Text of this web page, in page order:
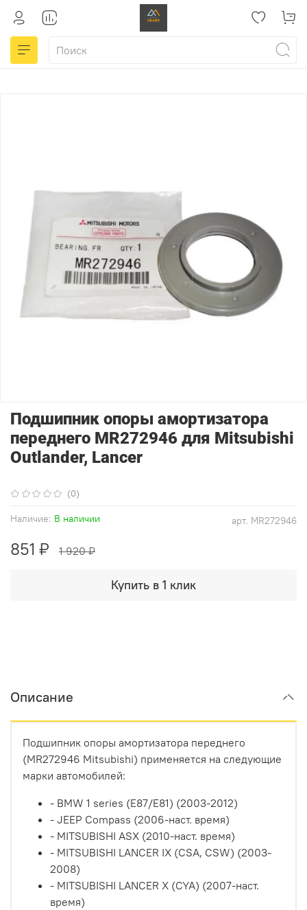
(0)
арт. MR272946
Наличие: В наличии
Подшипник опоры амортизатора
переднего MR272946 для Mitsubishi
Outlander, Lancer
851 ₽ 1 920 ₽
Купить в 1 клик
Описание
Подшипник опоры амортизатора переднего
(MR272946 Mitsubishi) применяется на следующие
марки автомобилей:
- BMW 1 series (E87/E81) (2003-2012)
- JEEP Compass (2006-наст. время)
- MITSUBISHI ASX (2010-наст. время)
- MITSUBISHI LANCER IX (CSA, CSW) (2003-
2008)
- MITSUBISHI LANCER X (CYA) (2007-наст.
время)